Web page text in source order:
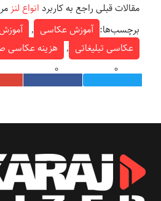
مقالات قبلی راجع به کاربردانواع لنز
برچسب‌ها: آموزش عکاسی ,
عکاسی تبلیغاتی , هزینه عکاسی